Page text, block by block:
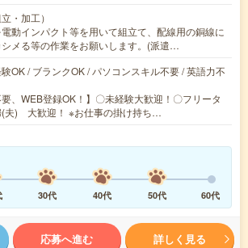
・加工）
電動インパクト等を用いて組立て、配線用の銅線に
メる等の作業をお願いします。(派遣…
OK / ブランクOK / パソコンスキル不要 / 英語力不
要、WEB登録OK！】〇未経験大歓迎！〇フリータ
(夫) 大歓迎！ ※お仕事の掛け持ち…
30代 40代 50代 60代
応募へ進む 詳しく見る